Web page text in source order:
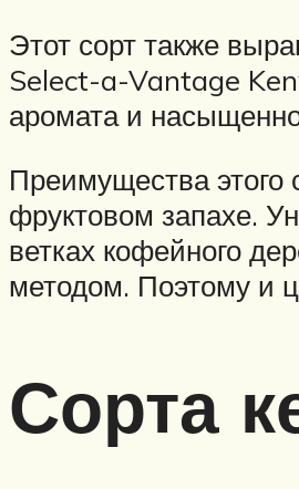
Этот сорт также
Select-a-Vantage
аромата и
Преимущества этого
фруктовом запахе.
ветках кофейного
методом. Поэтому и
Сорта